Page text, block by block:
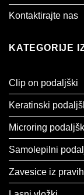
Kontaktirajte nas
KATEGORIJE
Clip on podaljški
Keratinski
Microring
Samolepilni
Zavesice iz